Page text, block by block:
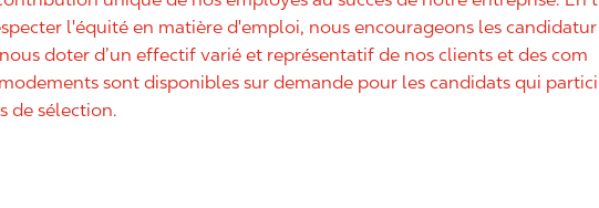
l'équité en matière d'emploi, nous encourageons les candidatur
doter d’un effectif varié et représentatif de nos clients et des com
sont disponibles sur demande pour les candidats qui partici
de sélection.